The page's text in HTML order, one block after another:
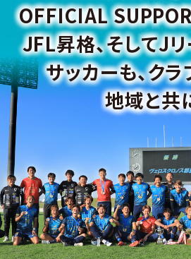
OFFICIAL
JFL昇格、そしてJ
サッカーも、クラ
地域と共